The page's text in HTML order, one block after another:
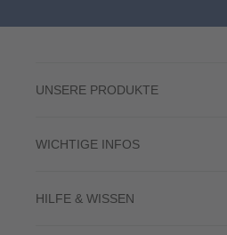
UNSERE PRODUKTE
WICHTIGE INFOS
HILFE & WISSEN